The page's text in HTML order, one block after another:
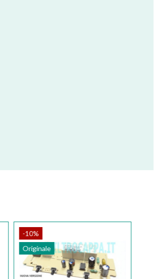
-10%
Originale